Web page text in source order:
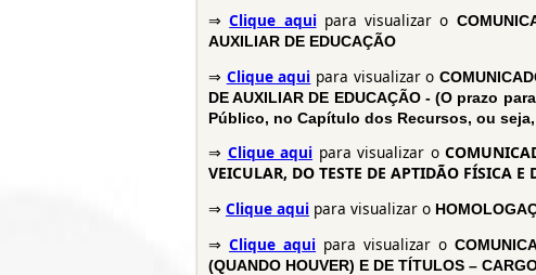
⇒Clique aqui para visualizar o
AUXILIAR DE EDUCAÇÃO
⇒ Clique aqui para visualizar o
DE AUXILIAR DE EDUCAÇÃO - (O prazo
Público, no Capítulo dos Recursos, ou
⇒ Clique aqui para visualizar o
VEICULAR, DO TESTE DE APTIDÃO FÍSICA
⇒ Clique aqui para visualizar o
⇒Clique aqui para visualizar o
(QUANDO HOUVER) E DE TÍTULOS –